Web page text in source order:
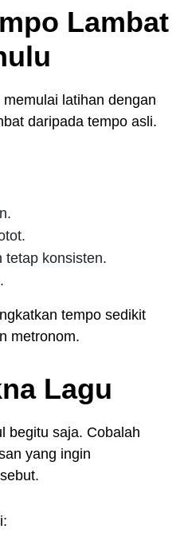
Lambat
latihan dengan
daripada tempo asli.
tetap konsisten.
tempo sedikit
metronom.
Lagu
begitu saja. Cobalah
yang ingin